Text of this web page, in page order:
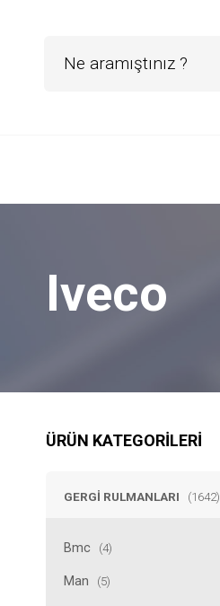
Iveco
ÜRÜN KATEGORILERI
GERGI RULMANLARI (1642)
Bmc (4)
Man (5)